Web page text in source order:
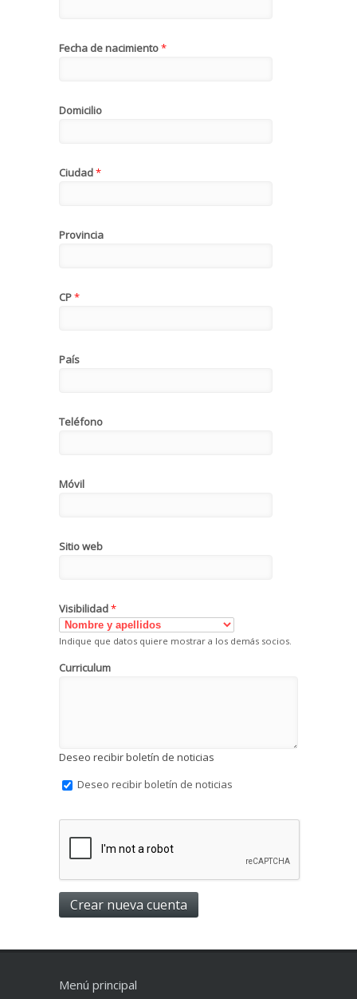
Fecha de nacimiento*
Domicilio
Ciudad*
Provincia
CP*
País
Teléfono
Móvil
Sitio web
Visibilidad*
Indique que datos quiere mostrar a los demás socios.
Curriculum
Deseo recibir boletín de noticias
Deseo recibir boletín de noticias
Menú principal